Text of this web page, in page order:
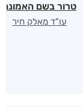
טרור בשם האמונה
עו"ד מאלק חיר